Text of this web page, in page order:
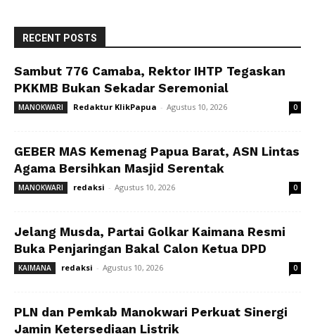
RECENT POSTS
Sambut 776 Camaba, Rektor IHTP Tegaskan
PKKMB Bukan Sekadar Seremonial
MANOKWARI Redaktur KlikPapua - Agustus 10, 2026 0
GEBER MAS Kemenag Papua Barat, ASN Lintas
Agama Bersihkan Masjid Serentak
MANOKWARI redaksi - Agustus 10, 2026 0
Jelang Musda, Partai Golkar Kaimana Resmi
Buka Penjaringan Bakal Calon Ketua DPD
KAIMANA redaksi - Agustus 10, 2026 0
PLN dan Pemkab Manokwari Perkuat Sinergi
Jamin Ketersediaan Listrik